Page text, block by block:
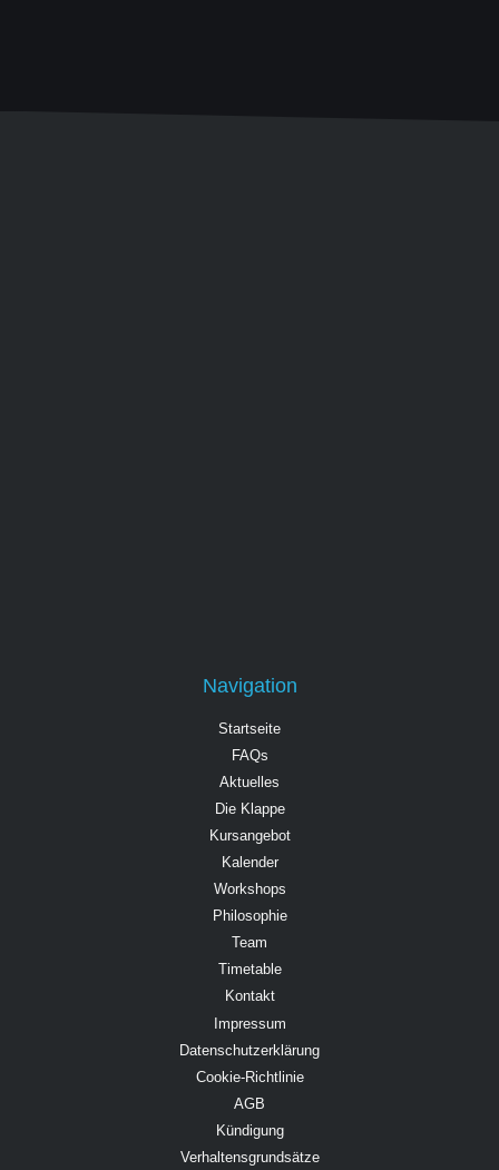
Navigation
Startseite
FAQs
Aktuelles
Die Klappe
Kursangebot
Kalender
Workshops
Philosophie
Team
Timetable
Kontakt
Impressum
Datenschutzerklärung
Cookie-Richtlinie
AGB
Kündigung
Verhaltensgrundsätze